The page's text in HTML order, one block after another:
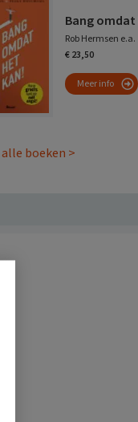
Bang
Rob Hermsen e.a.
€ 23,50
Meer info
boeken >